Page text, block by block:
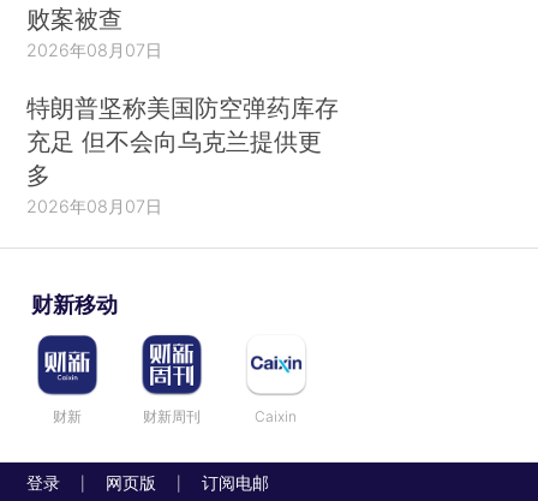
败案被查
2026年08月07日
特朗普坚称美国防空弹药库存
充足 但不会向乌克兰提供更
多
2026年08月07日
财新移动
财新 财新周刊 Caixin
登录 网页版 订阅电邮